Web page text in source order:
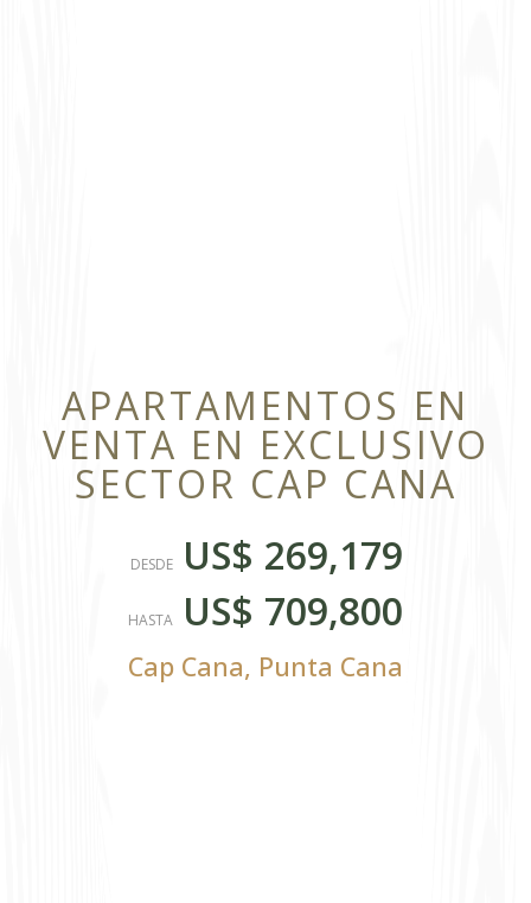
APARTAMENTOS EN
VENTA EN EXCLUSIVO
SECTOR CAP CANA
DESDE US$ 269,179
HASTA US$ 709,800
Cap Cana, Punta Cana